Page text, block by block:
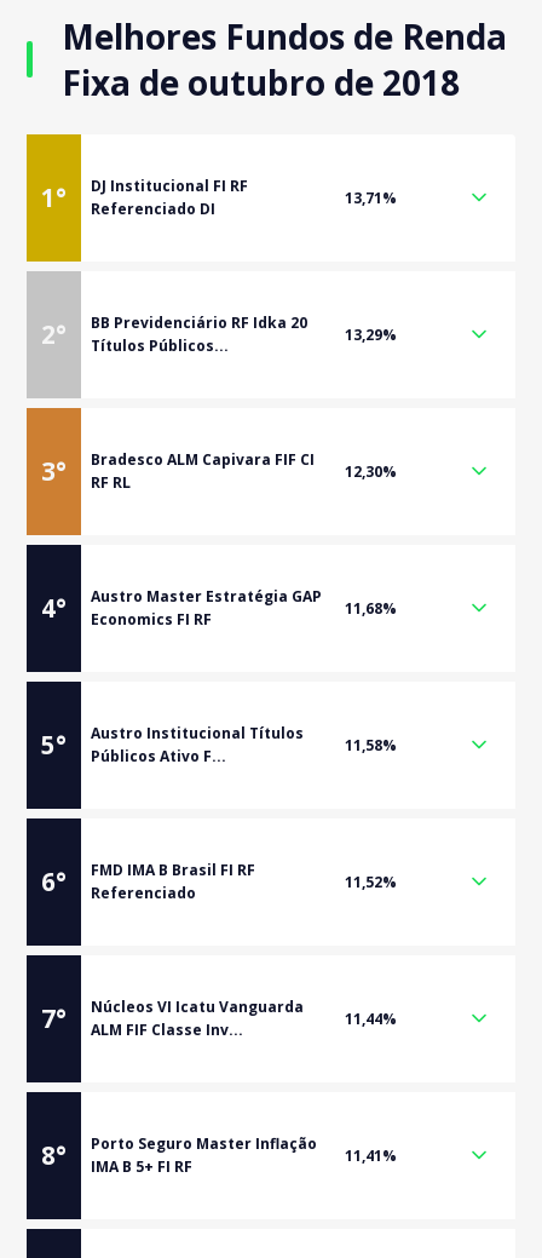
Melhores Fundos de Renda
Fixa de outubro de 2018
1°
DJ Institucional FI RF
Referenciado DI
13,71%
2°
BB Previdenciário RF Idka 20
Títulos Públicos...
13,29%
3°
Bradesco ALM Capivara FIF CI
RF RL
12,30%
4°
Austro Master Estratégia GAP
Economics FI RF
11,68%
5°
Austro Institucional Títulos
Públicos Ativo F...
11,58%
6°
FMD IMA B Brasil FI RF
Referenciado
11,52%
7°
Núcleos VI Icatu Vanguarda
ALM FIF Classe Inv...
11,44%
8°
Porto Seguro Master Inflação
IMA B 5+ FI RF
11,41%